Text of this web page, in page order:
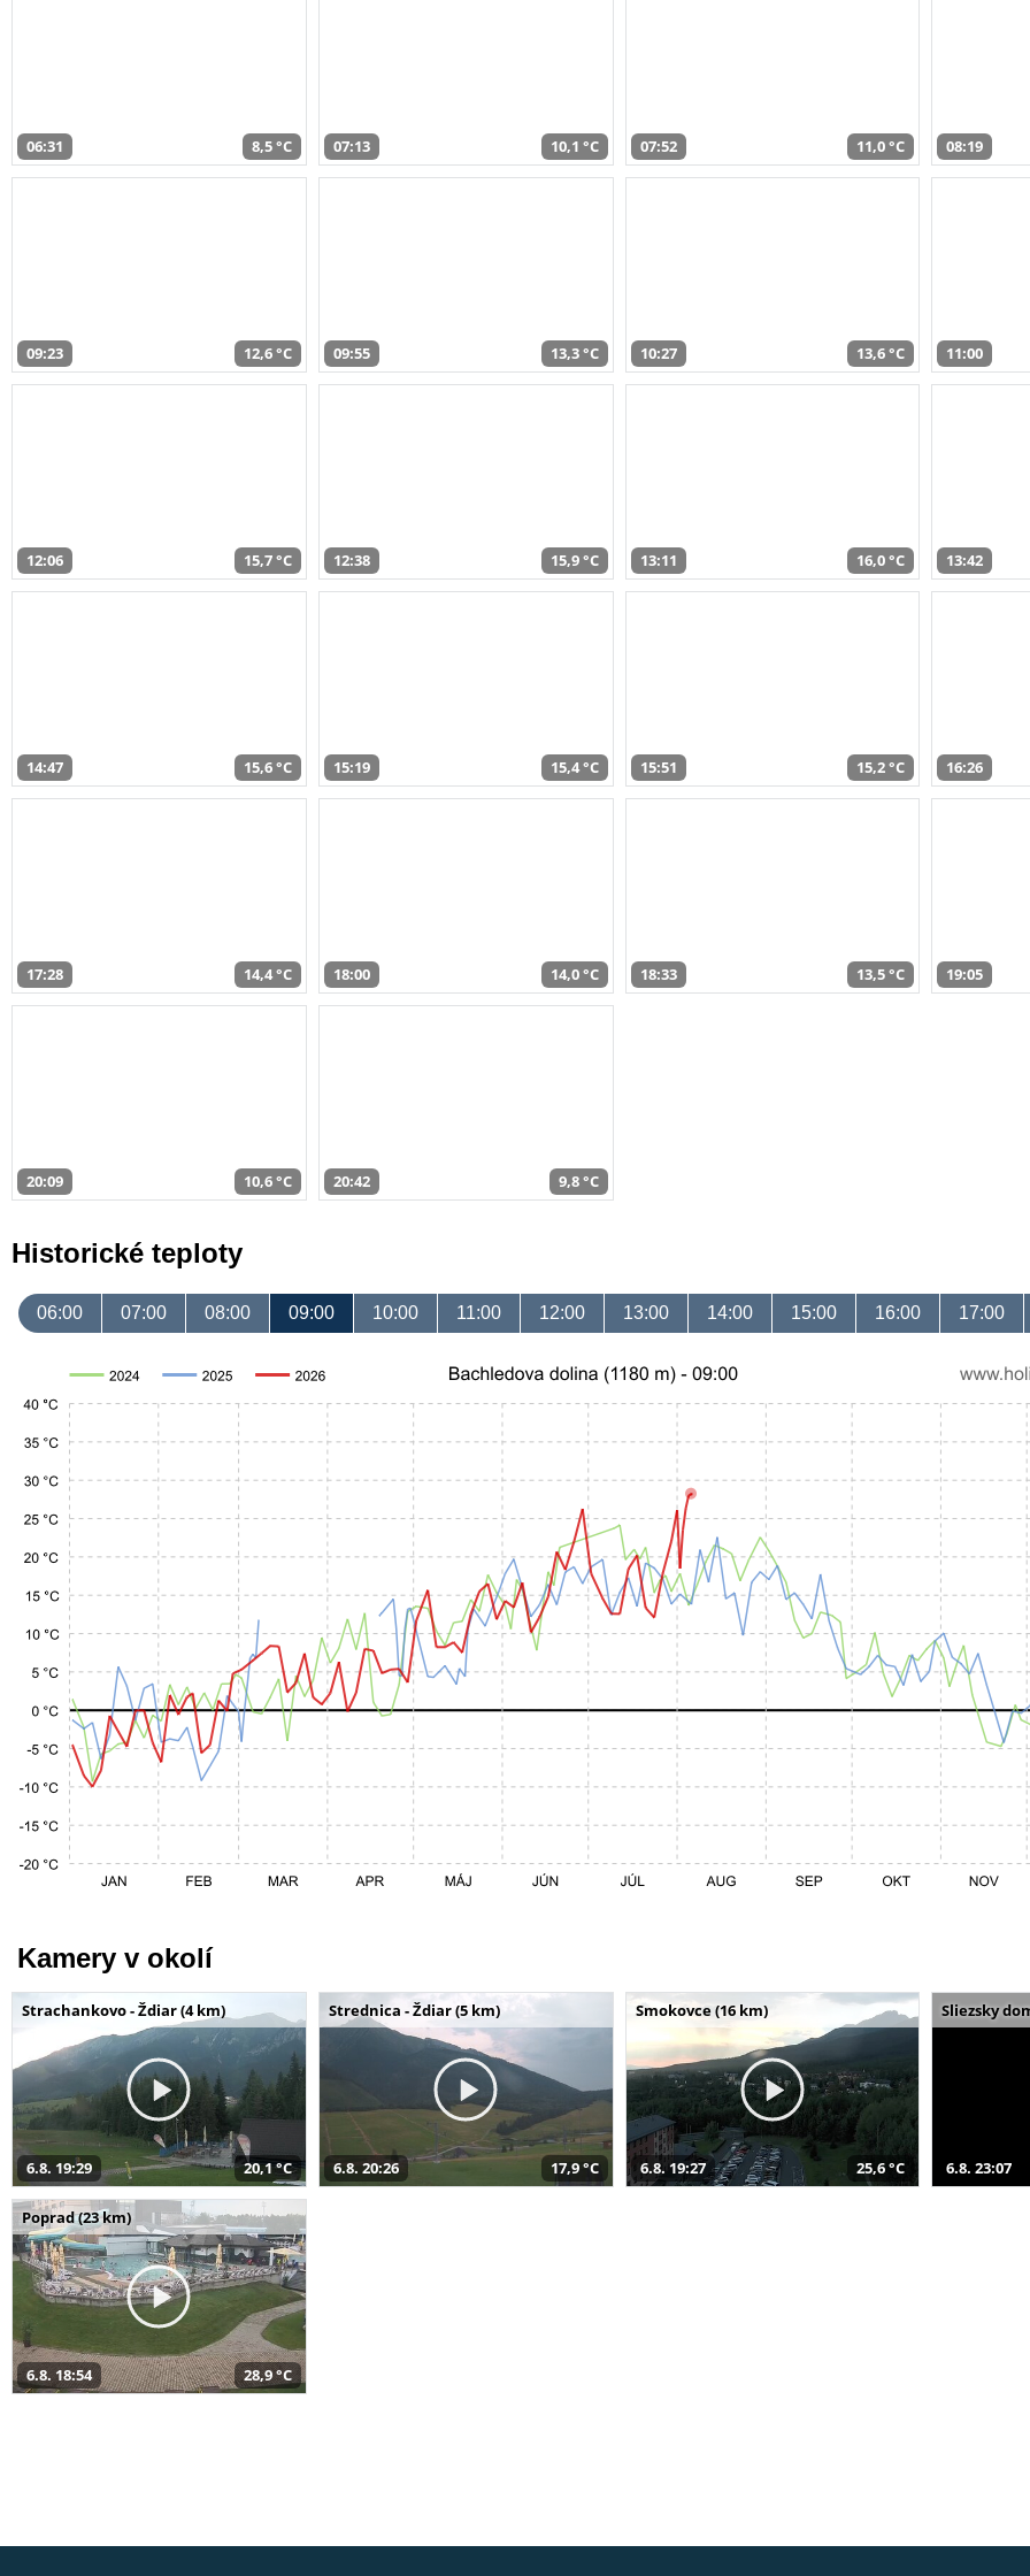
06:31 8,5 °C 07:13 10,1 °C 07:52 11,0 °C 08:19
09:23 12,6 °C 09:55 13,3 °C 10:27 13,6 °C 11:00
12:06 15,7 °C 12:38 15,9 °C 13:11 16,0 °C 13:42
14:47 15,6 °C 15:19 15,4 °C 15:51 15,2 °C 16:26
17:28 14,4 °C 18:00 14,0 °C 18:33 13,5 °C 19:05
20:09 10,6 °C 20:42 9,8 °C
Historické teploty
06:00 07:00 08:00 09:00 10:00 11:00 12:00 13:00 14:00 15:00 16:00 17:00
Kamery v okolí
Strachankovo - Ždiar (4 km)
6.8. 19:29 20,1 °C
Strednica - Ždiar (5 km)
6.8. 20:26 17,9 °C
Smokovce (16 km)
6.8. 19:27 25,6 °C
Sliezsky
6.8. 23:07
Poprad (23 km)
6.8. 18:54 28,9 °C